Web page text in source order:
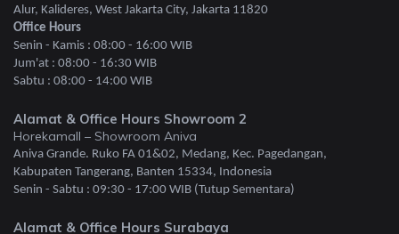
Alur, Kalideres, West Jakarta City, Jakarta 11820
Office Hours
Senin - Kamis : 08:00 - 16:00 WIB
Jum'at : 08:00 - 16:30 WIB
Sabtu : 08:00 - 14:00 WIB
Alamat & Office Hours Showroom 2
Horekamall – Showroom Aniva
Aniva Grande. Ruko FA 01&02, Medang, Kec. Pagedangan,
Kabupaten Tangerang, Banten 15334, Indonesia
Senin - Sabtu : 09:30 - 17:00 WIB (Tutup Sementara)
Alamat & Office Hours Surabaya